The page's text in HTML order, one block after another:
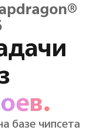
базе чипсета